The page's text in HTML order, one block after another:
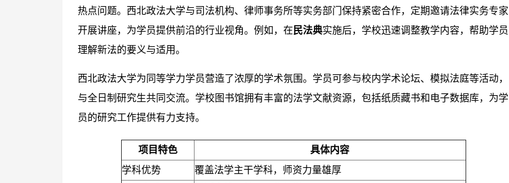
热点问题。西北政法大学与司法机构、律师事务所等实务部门保持紧密合作，定期邀请法律实务专家
开展讲座，为学员提供前沿的行业视角。例如，在 民法典实施后，学校迅速调整教学内容，帮助学员
理解新法的要义与适用。
西北政法大学为同等学力学员营造了浓厚的学术氛围。学员可参与校内学术论坛、模拟法庭等活动，
与全日制研究生共同交流。学校图书馆拥有丰富的法学文献资源，包括纸质藏书和电子数据库，为学
员的研究工作提供有力支持。
项目特色
具体内容
学科优势
覆盖法学主干学科，师资力量雄厚